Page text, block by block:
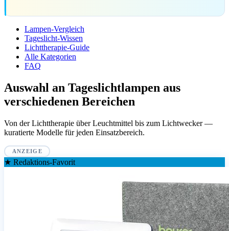
Lampen-Vergleich
Tageslicht-Wissen
Lichttherapie-Guide
Alle Kategorien
FAQ
Auswahl an Tageslichtlampen aus
verschiedenen Bereichen
Von der Lichttherapie über Leuchtmittel bis zum Lichtwecker —
kuratierte Modelle für jeden Einsatzbereich.
ANZEIGE
★ Redaktions-Favorit